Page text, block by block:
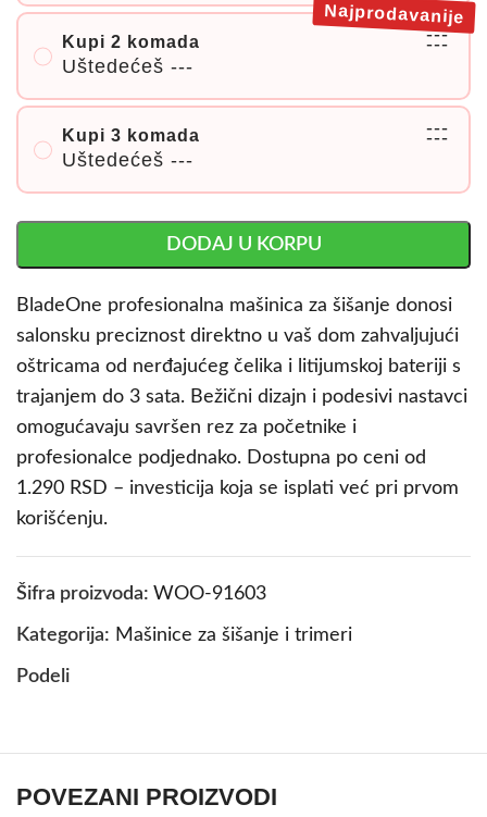
Kupi 2 komada
Uštedećeš ---
---
---
Najprodavanije
Kupi 3 komada
Uštedećeš ---
---
---
DODAJ U KORPU
BladeOne profesionalna mašinica za šišanje donosi
salonsku preciznost direktno u vaš dom zahvaljujući
oštricama od nerđajućeg čelika i litijumskoj bateriji s
trajanjem do 3 sata. Bežični dizajn i podesivi nastavci
omogućavaju savršen rez za početnike i
profesionalce podjednako. Dostupna po ceni od
1.290 RSD – investicija koja se isplati već pri prvom
korišćenju.
Šifra proizvoda: WOO-91603
Kategorija: Mašinice za šišanje i trimeri
Podeli
POVEZANI PROIZVODI